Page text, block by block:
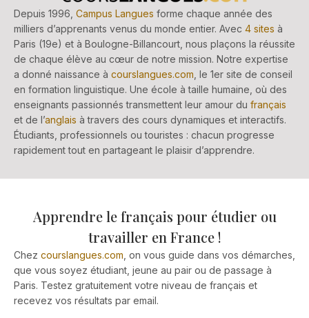
Depuis 1996, Campus Langues forme chaque année des
milliers d’apprenants venus du monde entier. Avec 4 sites à
Paris (19e) et à Boulogne-Billancourt, nous plaçons la réussite
de chaque élève au cœur de notre mission. Notre expertise
a donné naissance à courslangues.com , le 1er site de conseil
en formation linguistique. Une école à taille humaine, où des
enseignants passionnés transmettent leur amour du français
et de l’anglais à travers des cours dynamiques et interactifs.
Étudiants, professionnels ou touristes : chacun progresse
rapidement tout en partageant le plaisir d’apprendre.
Apprendre le français pour étudier ou
travailler en France !
Chez courslangues.com , on vous guide dans vos démarches,
que vous soyez étudiant, jeune au pair ou de passage à
Paris. Testez gratuitement votre niveau de français et
recevez vos résultats par email.